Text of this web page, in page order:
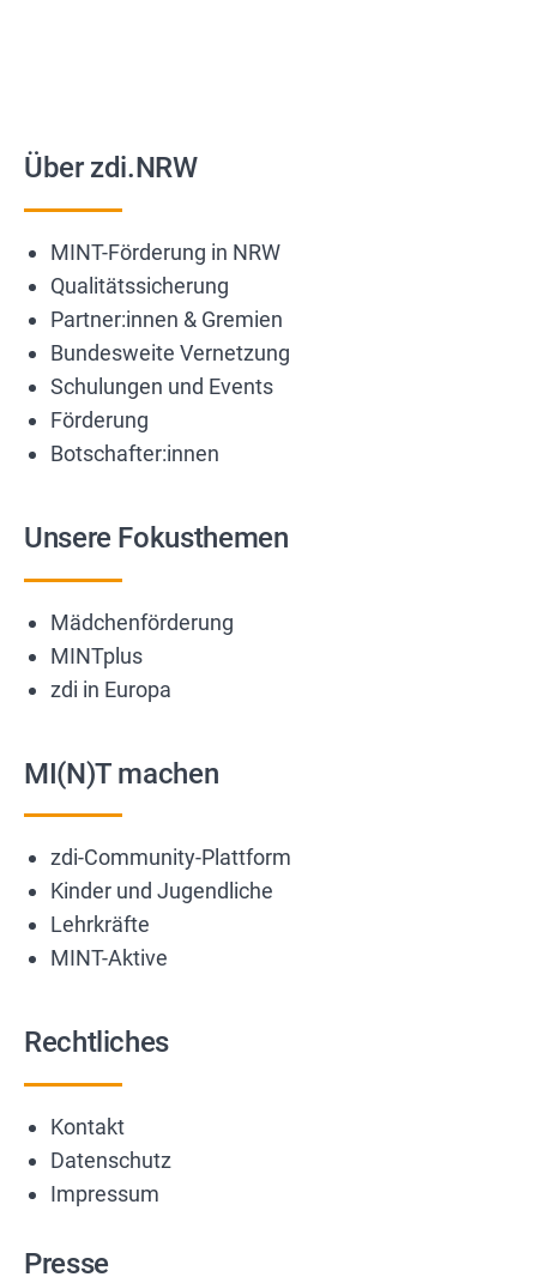
Über zdi.NRW
MINT-Förderung in NRW
Qualitätssicherung
Partner:innen & Gremien
Bundesweite Vernetzung
Schulungen und Events
Förderung
Botschafter:innen
Unsere Fokusthemen
Mädchenförderung
MINTplus
zdi in Europa
MI(N)T machen
zdi-Community-Plattform
Kinder und Jugendliche
Lehrkräfte
MINT-Aktive
Rechtliches
Kontakt
Datenschutz
Impressum
Presse